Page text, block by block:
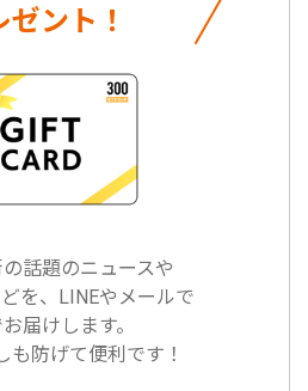
ゼント！
話題のニュースや
を、LINEやメールで
届けします。
も防げて便利です！